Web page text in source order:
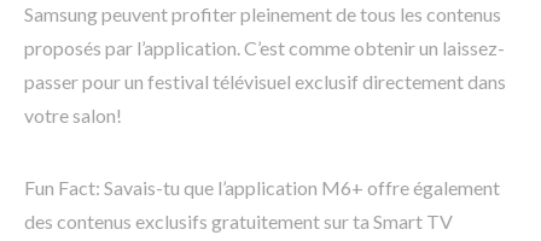
Samsung peuvent profiter pleinement de tous les contenus
proposés par l’application. C’est comme obtenir un laissez-
passer pour un festival télévisuel exclusif directement dans
votre salon!
Fun Fact: Savais-tu que l’application M6+ offre également
des contenus exclusifs gratuitement sur ta Smart TV